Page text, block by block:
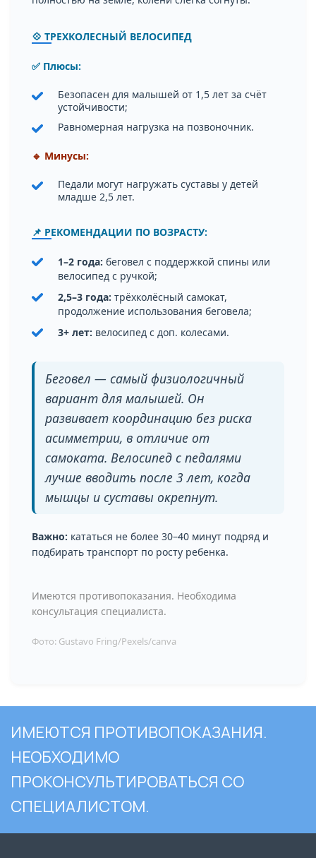
💠 ТРЕХКОЛЕСНЫЙ ВЕЛОСИПЕД
✅ Плюсы:
Безопасен для малышей от 1,5 лет за счёт
устойчивости;
Равномерная нагрузка на позвоночник.
🔹 Минусы:
Педали могут нагружать суставы у детей
младше 2,5 лет.
📌 РЕКОМЕНДАЦИИ ПО ВОЗРАСТУ:
1–2 года: беговел с поддержкой спины или
велосипед с ручкой;
2,5–3 года: трёхколёсный самокат,
продолжение использования беговела;
3+ лет: велосипед с доп. колесами.
Беговел — самый физиологичный
вариант для малышей. Он
развивает координацию без риска
асимметрии, в отличие от
самоката. Велосипед с педалями
лучше вводить после 3 лет, когда
мышцы и суставы окрепнут.
Важно: кататься не более 30–40 минут подряд и
подбирать транспорт по росту ребенка.
Имеются противопоказания. Необходима
консультация специалиста.
Фото: Gustavo Fring/Pexels/canva
ИМЕЮТСЯ ПРОТИВОПОКАЗАНИЯ.
НЕОБХОДИМО
ПРОКОНСУЛЬТИРОВАТЬСЯ СО
СПЕЦИАЛИСТОМ.